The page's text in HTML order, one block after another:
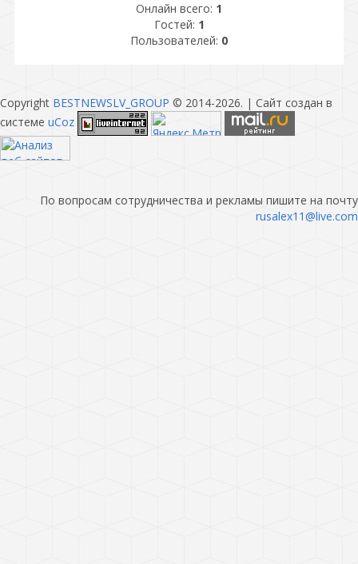
Онлайн всего: 1
Гостей: 1
Пользователей: 0
Copyright BESTNEWSLV_GROUP © 2014-2026. | Сайт создан в
системе uCoz
По вопросам сотрудничества и рекламы пишите на почту
rusalex11@live.com